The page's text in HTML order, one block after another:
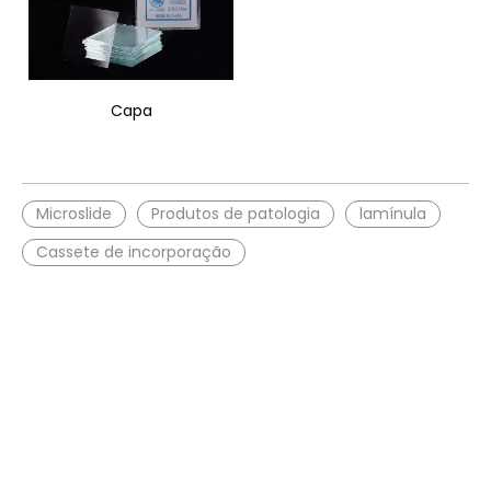
Capa
Microslide Produtos de patologia
lamínula
Cassete de incorporação